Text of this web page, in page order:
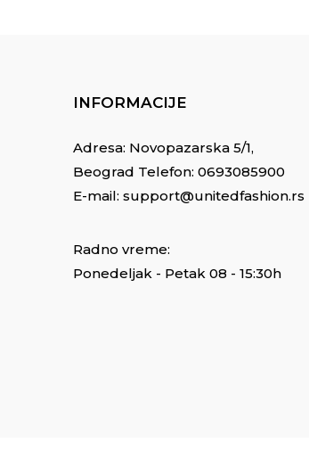
INFORMACIJE
Adresa: Novopazarska 5/1,
Beograd Telefon: 0693085900
E-mail: support@unitedfashion.rs
Radno vreme:
Ponedeljak - Petak 08 - 15:30h